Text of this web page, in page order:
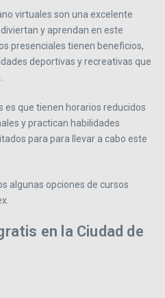
virtuales son una excelente
y aprendan en este
presenciales tienen beneficios,
deportivas y recreativas que
es que tienen horarios reducidos
y practican habilidades
para para llevar a cabo este
algunas opciones de cursos
en la Ciudad de